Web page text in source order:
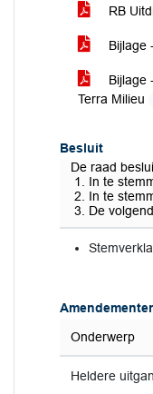
RB
Bijlage
Bijlage
Terra Milieu
Besluit
De raad
In te
In te
De
Onderwerp
Heldere